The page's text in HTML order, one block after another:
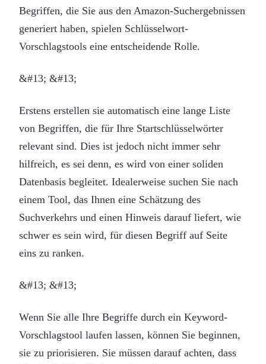
Begriffen, die Sie aus den Amazon-Suchergebnissen
generiert haben, spielen Schlüsselwort-
Vorschlagstools eine entscheidende Rolle.
&#13; &#13;
Erstens erstellen sie automatisch eine lange Liste
von Begriffen, die für Ihre Startschlüsselwörter
relevant sind. Dies ist jedoch nicht immer sehr
hilfreich, es sei denn, es wird von einer soliden
Datenbasis begleitet. Idealerweise suchen Sie nach
einem Tool, das Ihnen eine Schätzung des
Suchverkehrs und einen Hinweis darauf liefert, wie
schwer es sein wird, für diesen Begriff auf Seite
eins zu ranken.
&#13; &#13;
Wenn Sie alle Ihre Begriffe durch ein Keyword-
Vorschlagstool laufen lassen, können Sie beginnen,
sie zu priorisieren. Sie müssen darauf achten, dass